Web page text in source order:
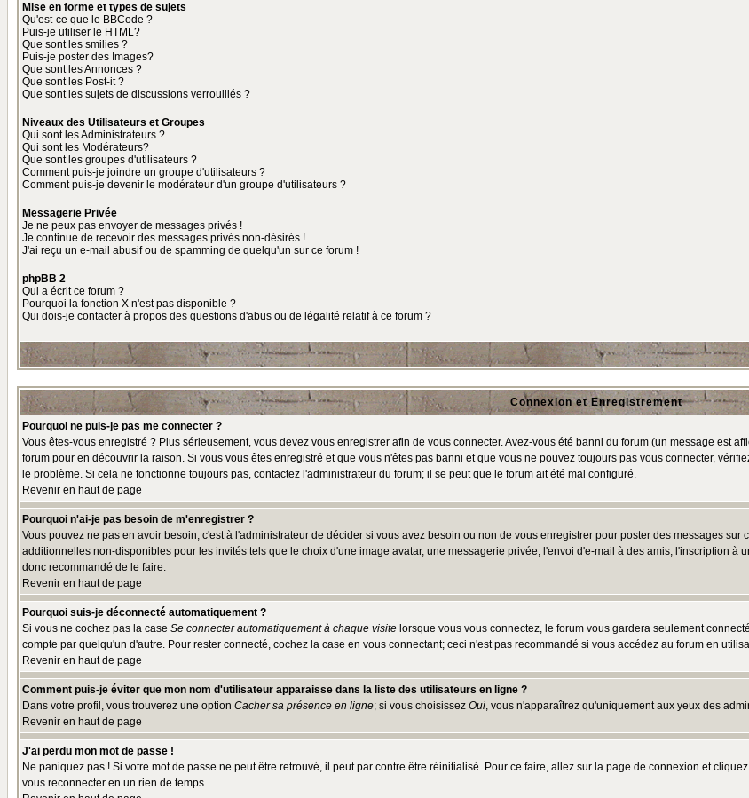
Mise en forme et types de sujets
Qu'est-ce que le BBCode ?
Puis-je utiliser le HTML?
Que sont les smilies ?
Puis-je poster des Images?
Que sont les Annonces ?
Que sont les Post-it ?
Que sont les sujets de discussions verrouillés ?
Niveaux des Utilisateurs et Groupes
Qui sont les Administrateurs ?
Qui sont les Modérateurs?
Que sont les groupes d'utilisateurs ?
Comment puis-je joindre un groupe d'utilisateurs ?
Comment puis-je devenir le modérateur d'un groupe d'utilisateurs ?
Messagerie Privée
Je ne peux pas envoyer de messages privés !
Je continue de recevoir des messages privés non-désirés !
J'ai reçu un e-mail abusif ou de spamming de quelqu'un sur ce forum !
phpBB 2
Qui a écrit ce forum ?
Pourquoi la fonction X n'est pas disponible ?
Qui dois-je contacter à propos des questions d'abus ou de légalité relatif à ce forum ?
Connexion et Enregistrement
Pourquoi ne puis-je pas me connecter ?
Vous êtes-vous enregistré ? Plus sérieusement, vous devez vous enregistrer afin de vous connecter. Avez-vous été banni du forum (un message est
forum pour en découvrir la raison. Si vous vous êtes enregistré et que vous n'êtes pas banni et que vous ne pouvez toujours pas vous connecter,
le problème. Si cela ne fonctionne toujours pas, contactez l'administrateur du forum; il se peut que le forum ait été mal configuré.
Revenir en haut de page
Pourquoi n'ai-je pas besoin de m'enregistrer ?
Vous pouvez ne pas en avoir besoin; c'est à l'administrateur de décider si vous avez besoin ou non de vous enregistrer pour poster des messages
additionnelles non-disponibles pour les invités tels que le choix d'une image avatar, une messagerie privée, l'envoi d'e-mail à des amis, l'inscription à
donc recommandé de le faire.
Revenir en haut de page
Pourquoi suis-je déconnecté automatiquement ?
Si vous ne cochez pas la case Se connecter automatiquement à chaque visite lorsque vous vous connectez, le forum vous gardera seulement
compte par quelqu'un d'autre. Pour rester connecté, cochez la case en vous connectant; ceci n'est pas recommandé si vous accédez au forum en
Revenir en haut de page
Comment puis-je éviter que mon nom d'utilisateur apparaisse dans la liste des utilisateurs en ligne ?
Dans votre profil, vous trouverez une option Cacher sa présence en ligne; si vous choisissez Oui, vous n'apparaîtrez qu'uniquement aux yeux des
Revenir en haut de page
J'ai perdu mon mot de passe !
Ne paniquez pas ! Si votre mot de passe ne peut être retrouvé, il peut par contre être réinitialisé. Pour ce faire, allez sur la page de connexion et
vous reconnecter en un rien de temps.